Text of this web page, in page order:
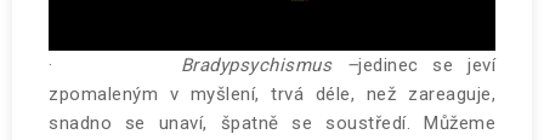
· Bradypsychismus –jedinec se jeví
zpomaleným v myšlení, trvá déle, než zareaguje,
snadno se unaví, špatně se soustředí. Můžeme